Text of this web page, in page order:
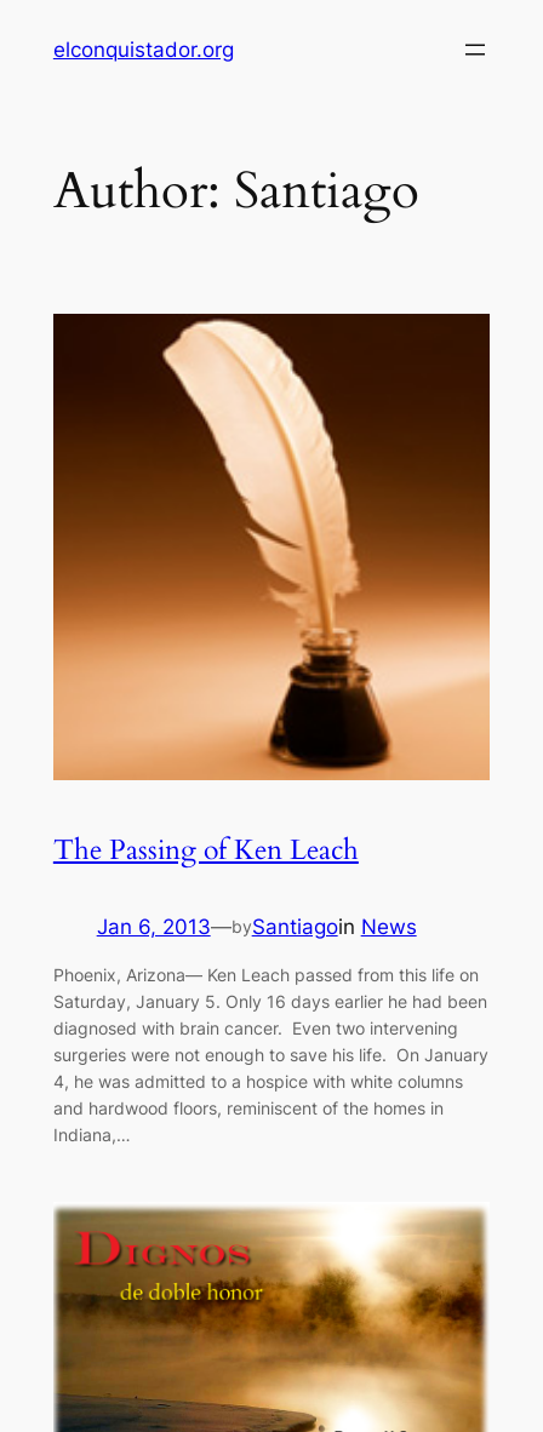
elconquistador.org
Author: Santiago
The Passing of Ken Leach
Jan 6, 2013—bySantiagoin News
Phoenix, Arizona— Ken Leach passed from this life on
Saturday, January 5. Only 16 days earlier he had been
diagnosed with brain cancer. Even two intervening
surgeries were not enough to save his life. On January
4, he was admitted to a hospice with white columns
and hardwood floors, reminiscent of the homes in
Indiana,…